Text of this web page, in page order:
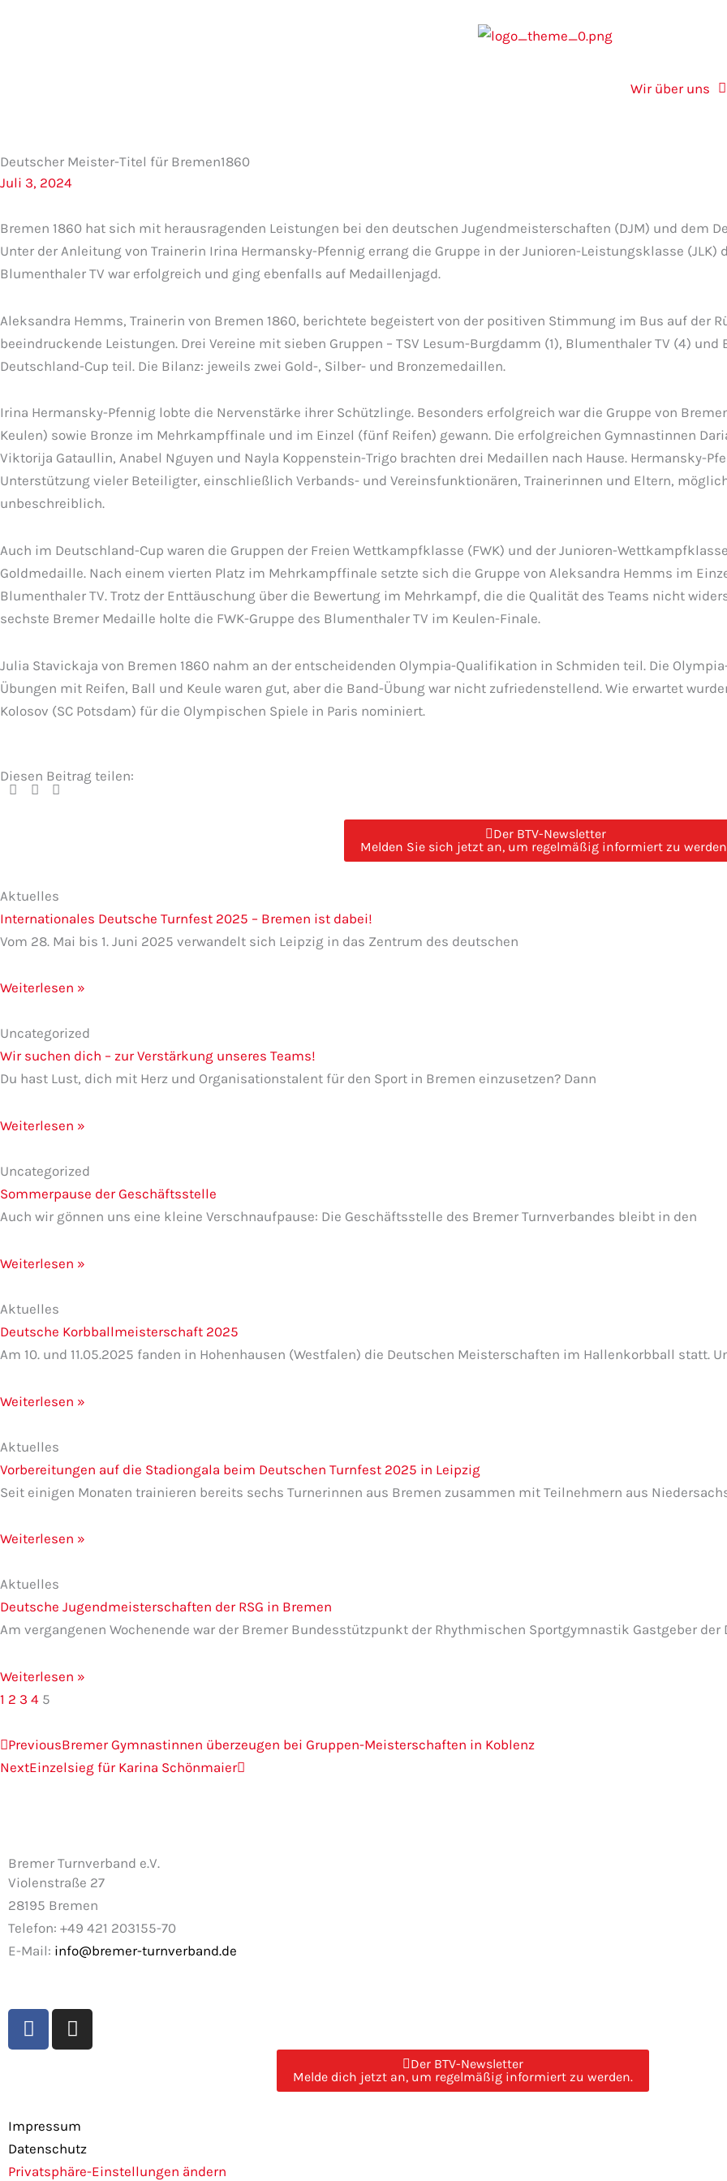
Wir über uns
Deutscher Meister-Titel für Bremen1860
Juli 3, 2024
Bremen 1860 hat sich mit herausragenden Leistungen bei den deutschen Jugendmeisterschaften (DJM) und dem
Unter der Anleitung von Trainerin Irina Hermansky-Pfennig errang die Gruppe in der Junioren-Leistungsklasse
Blumenthaler TV war erfolgreich und ging ebenfalls auf Medaillenjagd.
Aleksandra Hemms, Trainerin von Bremen 1860, berichtete begeistert von der positiven Stimmung im Bus auf der
beeindruckende Leistungen. Drei Vereine mit sieben Gruppen – TSV Lesum-Burgdamm (1), Blumenthaler TV (4) und
Deutschland-Cup teil. Die Bilanz: jeweils zwei Gold-, Silber- und Bronzemedaillen.
Irina Hermansky-Pfennig lobte die Nervenstärke ihrer Schützlinge. Besonders erfolgreich war die Gruppe von
Keulen) sowie Bronze im Mehrkampffinale und im Einzel (fünf Reifen) gewann. Die erfolgreichen Gymnastinnen
Viktorija Gataullin, Anabel Nguyen und Nayla Koppenstein-Trigo brachten drei Medaillen nach Hause. Hermansky-
Unterstützung vieler Beteiligter, einschließlich Verbands- und Vereinsfunktionären, Trainerinnen und Eltern,
unbeschreiblich.
Auch im Deutschland-Cup waren die Gruppen der Freien Wettkampfklasse (FWK) und der Junioren-
Goldmedaille. Nach einem vierten Platz im Mehrkampffinale setzte sich die Gruppe von Aleksandra Hemms im
Blumenthaler TV. Trotz der Enttäuschung über die Bewertung im Mehrkampf, die die Qualität des Teams nicht
sechste Bremer Medaille holte die FWK-Gruppe des Blumenthaler TV im Keulen-Finale.
Julia Stavickaja von Bremen 1860 nahm an der entscheidenden Olympia-Qualifikation in Schmiden teil. Die
Übungen mit Reifen, Ball und Keule waren gut, aber die Band-Übung war nicht zufriedenstellend. Wie erwartet
Kolosov (SC Potsdam) für die Olympischen Spiele in Paris nominiert.
Diesen Beitrag teilen:
Der BTV-Newsletter
Melden Sie sich jetzt an, um regelmäßig informiert zu
Aktuelles
Internationales Deutsche Turnfest 2025 – Bremen ist dabei!
Vom 28. Mai bis 1. Juni 2025 verwandelt sich Leipzig in das Zentrum des deutschen
Weiterlesen »
Uncategorized
Wir suchen dich – zur Verstärkung unseres Teams!
Du hast Lust, dich mit Herz und Organisationstalent für den Sport in Bremen einzusetzen? Dann
Weiterlesen »
Uncategorized
Sommerpause der Geschäftsstelle
Auch wir gönnen uns eine kleine Verschnaufpause: Die Geschäftsstelle des Bremer Turnverbandes bleibt in den
Weiterlesen »
Aktuelles
Deutsche Korbballmeisterschaft 2025
Am 10. und 11.05.2025 fanden in Hohenhausen (Westfalen) die Deutschen Meisterschaften im Hallenkorbball statt.
Weiterlesen »
Aktuelles
Vorbereitungen auf die Stadiongala beim Deutschen Turnfest 2025 in Leipzig
Seit einigen Monaten trainieren bereits sechs Turnerinnen aus Bremen zusammen mit Teilnehmern aus
Weiterlesen »
Aktuelles
Deutsche Jugendmeisterschaften der RSG in Bremen
Am vergangenen Wochenende war der Bremer Bundesstützpunkt der Rhythmischen Sportgymnastik Gastgeber
Weiterlesen »
1 2 3 4 5
Zurück
PreviousBremer Gymnastinnen überzeugen bei Gruppen-Meisterschaften in Koblenz
NextEinzelsieg für Karina Schönmaier
Nächster
Bremer Turnverband e.V.
Violenstraße 27
28195 Bremen
Telefon: +49 421 203155-70
E-Mail: info@bremer-turnverband.de
F
a
o
o
k
I
n
g
r
a
Der BTV-Newsletter
Melde dich jetzt an, um regelmäßig informiert zu werden.
Impressum
Datenschutz
Privatsphäre-Einstellungen ändern